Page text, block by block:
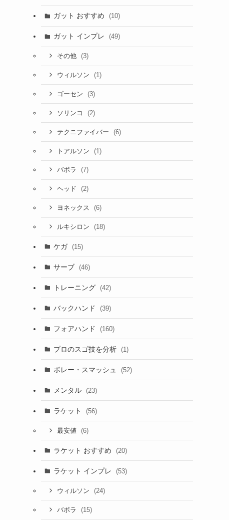
ガット おすすめ (10)
ガット インプレ (49)
その他 (3)
ウィルソン (1)
ゴーセン (3)
ソリンコ (2)
テクニファイバー (6)
トアルソン (1)
バボラ (7)
ヘッド (2)
ヨネックス (6)
ルキシロン (18)
ケガ (15)
サーブ (46)
トレーニング (42)
バックハンド (39)
フォアハンド (160)
プロのスゴ技を分析 (1)
ボレー・スマッシュ (52)
メンタル (23)
ラケット (56)
最安値 (6)
ラケット おすすめ (20)
ラケット インプレ (53)
ウィルソン (24)
バボラ (15)